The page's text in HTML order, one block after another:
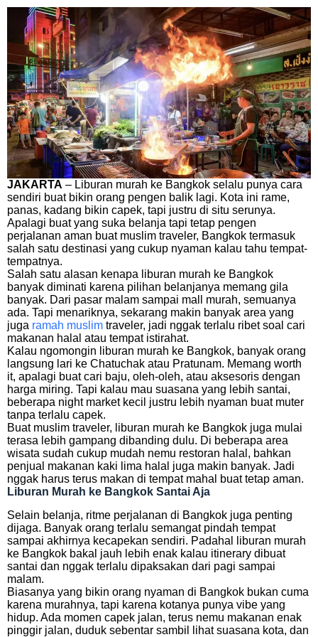
JAKARTA – Liburan murah ke Bangkok selalu punya cara
sendiri buat bikin orang pengen balik lagi. Kota ini rame,
panas, kadang bikin capek, tapi justru di situ serunya.
Apalagi buat yang suka belanja tapi tetap pengen
perjalanan aman buat muslim traveler, Bangkok termasuk
salah satu destinasi yang cukup nyaman kalau tahu tempat-
tempatnya.
Salah satu alasan kenapa liburan murah ke Bangkok
banyak diminati karena pilihan belanjanya memang gila
banyak. Dari pasar malam sampai mall murah, semuanya
ada. Tapi menariknya, sekarang makin banyak area yang
juga ramah muslim traveler, jadi nggak terlalu ribet soal cari
makanan halal atau tempat istirahat.
Kalau ngomongin liburan murah ke Bangkok, banyak orang
langsung lari ke Chatuchak atau Pratunam. Memang worth
it, apalagi buat cari baju, oleh-oleh, atau aksesoris dengan
harga miring. Tapi kalau mau suasana yang lebih santai,
beberapa night market kecil justru lebih nyaman buat muter
tanpa terlalu capek.
Buat muslim traveler, liburan murah ke Bangkok juga mulai
terasa lebih gampang dibanding dulu. Di beberapa area
wisata sudah cukup mudah nemu restoran halal, bahkan
penjual makanan kaki lima halal juga makin banyak. Jadi
nggak harus terus makan di tempat mahal buat tetap aman.
Liburan Murah ke Bangkok Santai Aja
Selain belanja, ritme perjalanan di Bangkok juga penting
dijaga. Banyak orang terlalu semangat pindah tempat
sampai akhirnya kecapekan sendiri. Padahal liburan murah
ke Bangkok bakal jauh lebih enak kalau itinerary dibuat
santai dan nggak terlalu dipaksakan dari pagi sampai
malam.
Biasanya yang bikin orang nyaman di Bangkok bukan cuma
karena murahnya, tapi karena kotanya punya vibe yang
hidup. Ada momen capek jalan, terus nemu makanan enak
pinggir jalan, duduk sebentar sambil lihat suasana kota, dan